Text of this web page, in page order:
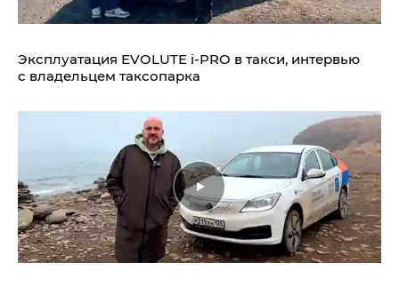
Эксплуатация EVOLUTE i‑PRO в такси, интервью
с владельцем таксопарка